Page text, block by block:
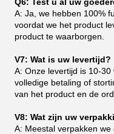
A: Ja, we hebben 100%
voordat we het product
product te waarborgen.
V7: Wat is uw levertijd?
A: Onze levertijd is 10-
volledige betaling of
van het product en de
V8: Wat zijn uw
A: Meestal verpakken